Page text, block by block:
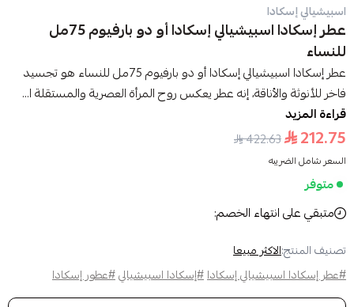
اسبيشيالي إسكادا
عطر إسكادا اسبيشيالي إسكادا أو دو بارفيوم 75مل
للنساء
عطر إسكادا اسبيشيالي إسكادا أو دو بارفيوم 75مل للنساء هو تجسيد
فاخر للأنوثة والأناقة، إنه عطر يعكس روح المرأة العصرية والمستقلة ا...
قراءة المزيد
212.75
422.63
السعر شامل الضريبه
متوفر
متبقي على انتهاء الخصم:
تصنيف المنتج:الاكثر مبيعا
#عطر إسكادا اسبيشيالي إسكادا#إسكادا اسبيشيالي#عطور إسكادا